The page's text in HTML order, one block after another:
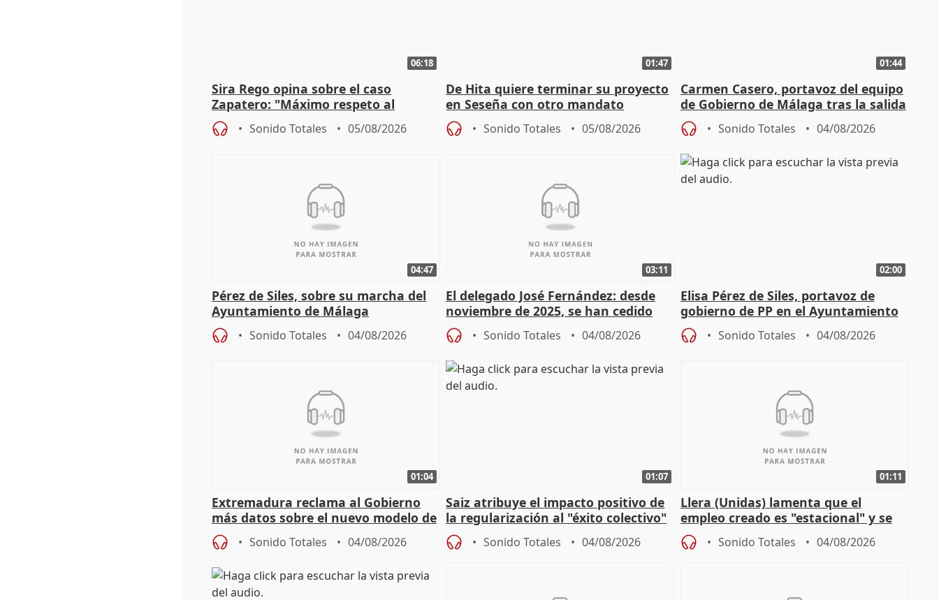
06:18
Sira Rego opina sobre el caso
Zapatero: "Máximo respeto al
proceso judicial"
Sonido Totales 05/08/2026
01:47
De Hita quiere terminar su proyecto
en Seseña con otro mandato
Sonido Totales 05/08/2026
01:44
Carmen Casero, portavoz del equipo
de Gobierno de Málaga tras la salida
de Pérez de Siles
Sonido Totales 04/08/2026
04:47
Pérez de Siles, sobre su marcha del
Ayuntamiento de Málaga
Sonido Totales 04/08/2026
03:11
El delegado José Fernández: desde
noviembre de 2025, se han cedido
9.810 ayudas por nacimiento
Sonido Totales 04/08/2026
02:00
Elisa Pérez de Siles, portavoz de
gobierno de PP en el Ayuntamiento
de Málaga, deja la política
Sonido Totales 04/08/2026
01:04
Extremadura reclama al Gobierno
más datos sobre el nuevo modelo de
financiación
Sonido Totales 04/08/2026
01:07
Saiz atribuye el impacto positivo de
la regularización al "éxito colectivo"
del Gobierno
Sonido Totales 04/08/2026
01:11
Llera (Unidas) lamenta que el
empleo creado es "estacional" y se
"esfumará" al acabar el verano
Sonido Totales 04/08/2026